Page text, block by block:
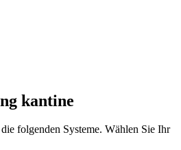
kantine
folgenden Systeme. Wählen Sie Ihr